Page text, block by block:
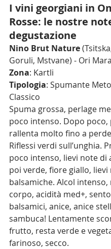
I vini georgiani in
Rosse: le nostre
degustazione
Nino Brut Nature
Goruli, Mstvane) - Ori
Zona: Kartli
Tipologia: Spumante
Classico
Spuma grossa, perlage
poco intenso. Dopo poco,
rallenta molto fino a
Riflessi verdi sull’unghia.
poco intenso, lievi note di
poi verde, fiore giallo, lievi
balsamiche. Alcol intenso,
corpo, acidità med+,
balsamici, anice, anice
sambuca! Lentamente
frutto, resta verde e
farinoso, secco.